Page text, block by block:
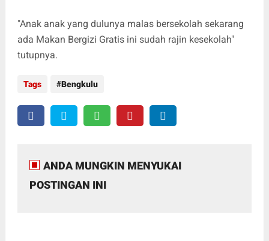
"Anak anak yang dulunya malas bersekolah sekarang
ada Makan Bergizi Gratis ini sudah rajin kesekolah"
tutupnya.
Tags Bengkulu
ANDA MUNGKIN MENYUKAI
POSTINGAN INI